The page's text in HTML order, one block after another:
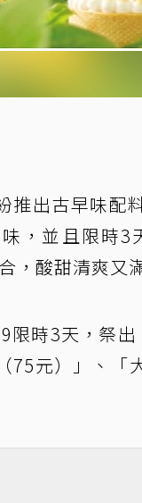
出古早味配
，並且限時3
，酸甜清爽又
時3天，祭出
75元）」、「